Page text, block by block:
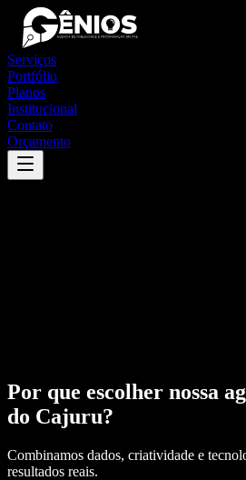
Serviços
Portfólio
Planos
Institucional
Contato
Orçamento
Por que escolher nossa
do Cajuru?
Combinamos dados, criatividade e
resultados reais.